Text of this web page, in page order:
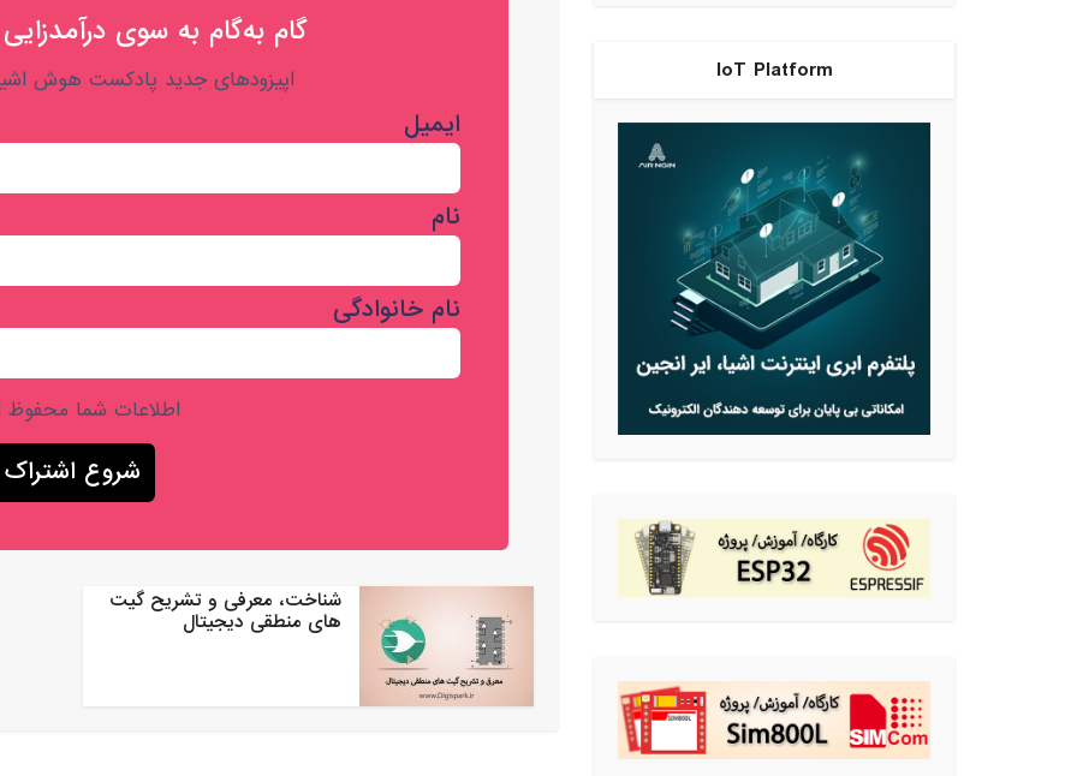
گام به‌گام به‌ سوی درآمدزایی
اپیزودهای جدید پادکست هوش
ایمیل
نام
نام خانوادگی
اطلاعات شما
شناخت، معرفی و تشریح گیت
های منطقی دیجیتال
IoT Platform